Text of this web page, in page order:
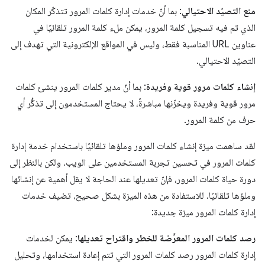
منع التصيّد الاحتيالي: بما أنّ خدمات إدارة كلمات المرور تتذكّر المكان
الذي تم فيه تسجيل كلمة المرور، يمكن ملء كلمة المرور تلقائيًا في
عناوين URL المناسبة فقط، وليس في المواقع الإلكترونية التي تهدف إلى
التصيّد الاحتيالي.
إنشاء كلمات مرور قوية وفريدة: بما أنّ مدير كلمات المرور ينشئ كلمات
مرور قوية وفريدة ويخزّنها مباشرةً، لا يحتاج المستخدمون إلى تذكُّر أي
حرف من كلمة المرور.
لقد ساهمت ميزة إنشاء كلمات المرور وملؤها تلقائيًا باستخدام خدمة إدارة
كلمات المرور في تحسين تجربة المستخدمين على الويب، ولكن بالنظر إلى
دورة حياة كلمات المرور، فإنّ تعديلها عند الحاجة لا يقل أهمية عن إنشائها
وملؤها تلقائيًا. للاستفادة من هذه الميزة بشكل صحيح، تضيف خدمات
إدارة كلمات المرور ميزة جديدة:
رصد كلمات المرور المعرَّضة للخطر واقتراح تعديلها: يمكن لخدمات
إدارة كلمات المرور رصد كلمات المرور التي تتم إعادة استخدامها، وتحليل